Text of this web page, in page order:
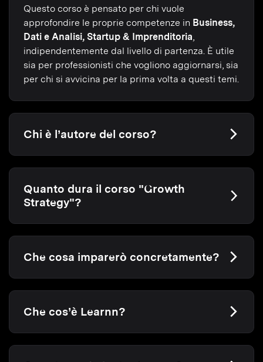
Questo corso è pensato per chi vuole
approfondire le proprie competenze in Business,
Dati e Analisi, Startup & Imprenditoria
indipendentemente dal livello di partenza. È utile
sia per professionisti che vogliono aggiornarsi, sia
per chi si avvicina per la prima volta a questi temi.
Chi è l’autore del corso?
Quanto dura il corso "Growth
Strategy"?
Che cosa imparerò concretamente?
Che cos’è Learnn?